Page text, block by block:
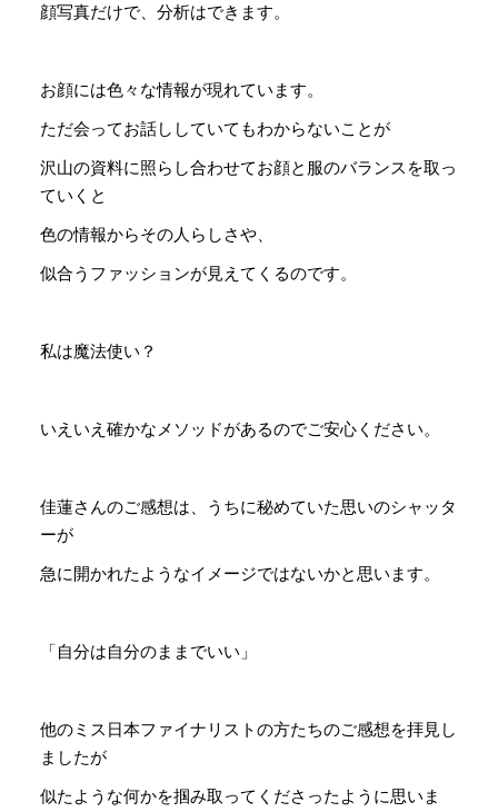
顔写真だけで、分析はできます。
お顔には色々な情報が現れています。
ただ会ってお話ししていてもわからないことが
沢山の資料に照らし合わせてお顔と服のバランスを取っ
ていくと
色の情報からその人らしさや、
似合うファッションが見えてくるのです。
私は魔法使い？
いえいえ確かなメソッドがあるのでご安心ください。
佳蓮さんのご感想は、うちに秘めていた思いのシャッタ
ーが
急に開かれたようなイメージではないかと思います。
「自分は自分のままでいい」
他のミス日本ファイナリストの方たちのご感想を拝見し
ましたが
似たような何かを掴み取ってくださったように思いま